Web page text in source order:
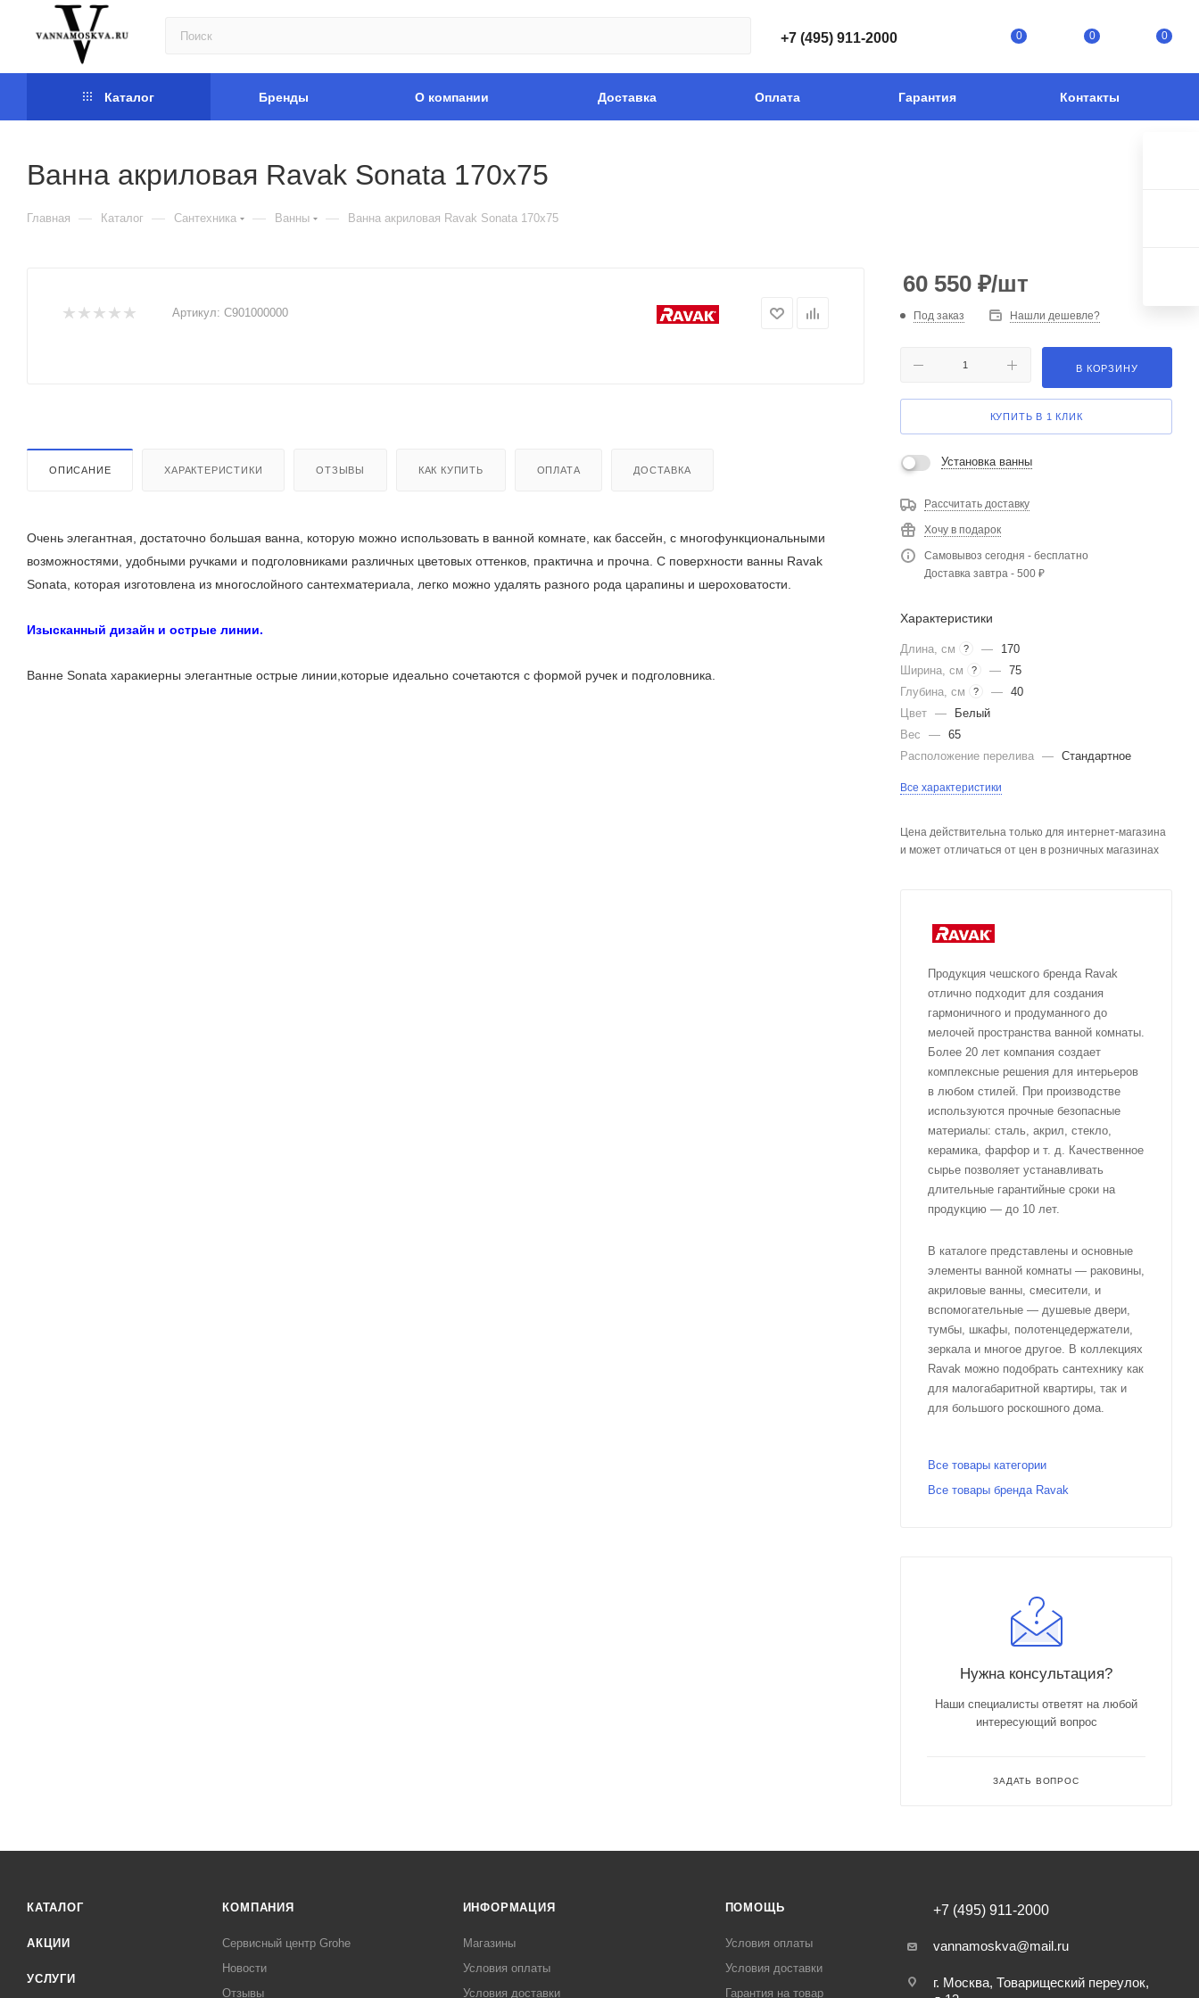
+7 (495) 911-2000 0 0 0
Каталог Бренды О компании Доставка Оплата Гарантия Контакты
Ванна акриловая Ravak Sonata 170х75
Главная — Каталог — Сантехника — Ванны — Ванна акриловая Ravak Sonata 170х75
Артикул: C901000000
ОПИСАНИЕ ХАРАКТЕРИСТИКИ ОТЗЫВЫ КАК КУПИТЬ ОПЛАТА ДОСТАВКА
Очень элегантная, достаточно большая ванна, которую можно использовать в ванной комнате, как бассейн, с многофункциональными
возможностями, удобными ручками и подголовниками различных цветовых оттенков, практична и прочна. С поверхности ванны Ravak
Sonata, которая изготовлена из многослойного сантехматериала, легко можно удалять разного рода царапины и шероховатости.
Изысканный дизайн и острые линии.
Ванне Sonata харакиерны элегантные острые линии,которые идеально сочетаются с формой ручек и подголовника.
60 550 ₽/шт
Под заказ Нашли дешевле?
В КОРЗИНУ
КУПИТЬ В 1 КЛИК
Установка ванны
Рассчитать доставку
Хочу в подарок
Самовывоз сегодня - бесплатно
Доставка завтра - 500 ₽
Характеристики
Длина, см ? —
170
Ширина, см
? — 75
Глубина, см
? — 40
Цвет —
Белый
Вес
— 65
Расположение перелива — Стандартное
Все характеристики
Цена действительна только для интернет-магазина
и может отличаться от цен в розничных магазинах
Продукция чешского бренда Ravak
отлично подходит для создания
гармоничного и продуманного до
мелочей пространства ванной комнаты.
Более 20 лет компания создает
комплексные решения для интерьеров
в любом стилей. При производстве
используются прочные безопасные
материалы: сталь, акрил, стекло,
керамика, фарфор и т. д. Качественное
сырье позволяет устанавливать
длительные гарантийные сроки на
продукцию — до 10 лет.
В каталоге представлены и основные
элементы ванной комнаты — раковины,
акриловые ванны, смесители, и
вспомогательные — душевые двери,
тумбы, шкафы, полотенцедержатели,
зеркала и многое другое. В коллекциях
Ravak можно подобрать сантехнику как
для малогабаритной квартиры, так и
для большого роскошного дома.
Все товары категории
Все товары бренда Ravak
Нужна консультация?
Наши специалисты ответят на любой
интересующий вопрос
ЗАДАТЬ ВОПРОС
КАТАЛОГ
АКЦИИ
УСЛУГИ
КОМПАНИЯ
Сервисный центр Grohe
Новости
Отзывы
ИНФОРМАЦИЯ
Магазины
Условия оплаты
Условия доставки
ПОМОЩЬ
Условия оплаты
Условия доставки
Гарантия на товар
+7 (495) 911-2000
vannamoskva@mail.ru
г. Москва, Товарищеский переулок,